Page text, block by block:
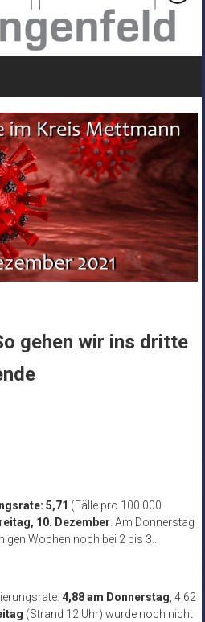
gehen wir ins dritte
5,71 (Fälle pro 100.000
10. Dezember. Am Donnerstag
Wochen noch bei 2 bis 3…
4,88 am Donnerstag, 4,62
(Strand 12 Uhr) wurde noch nicht